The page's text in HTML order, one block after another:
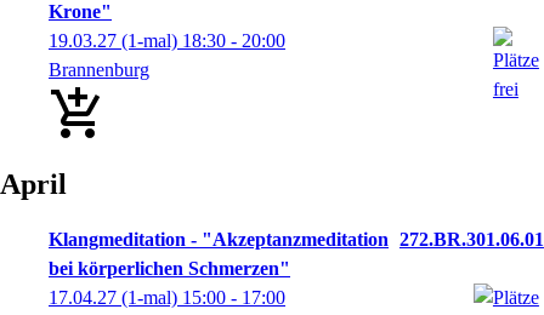
Krone"
19.03.27 (1-mal) 18:30 - 20:00
Brannenburg
April
Klangmeditation - "Akzeptanzmeditation
bei körperlichen Schmerzen"
272.BR.301.06.01
17.04.27 (1-mal) 15:00 - 17:00